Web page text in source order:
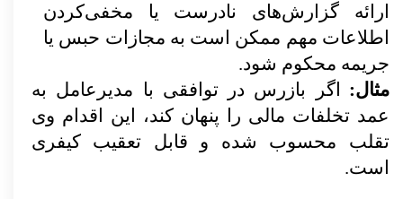
ارائه گزارش‌های نادرست یا مخفی‌کردن
اطلاعات مهم ممکن است به مجازات حبس یا
جریمه محکوم شود.
مثال:
اگر بازرس در توافقی با مدیرعامل به
عمد تخلفات مالی را پنهان کند، این اقدام وی
تقلب محسوب شده و قابل تعقیب کیفری
است.